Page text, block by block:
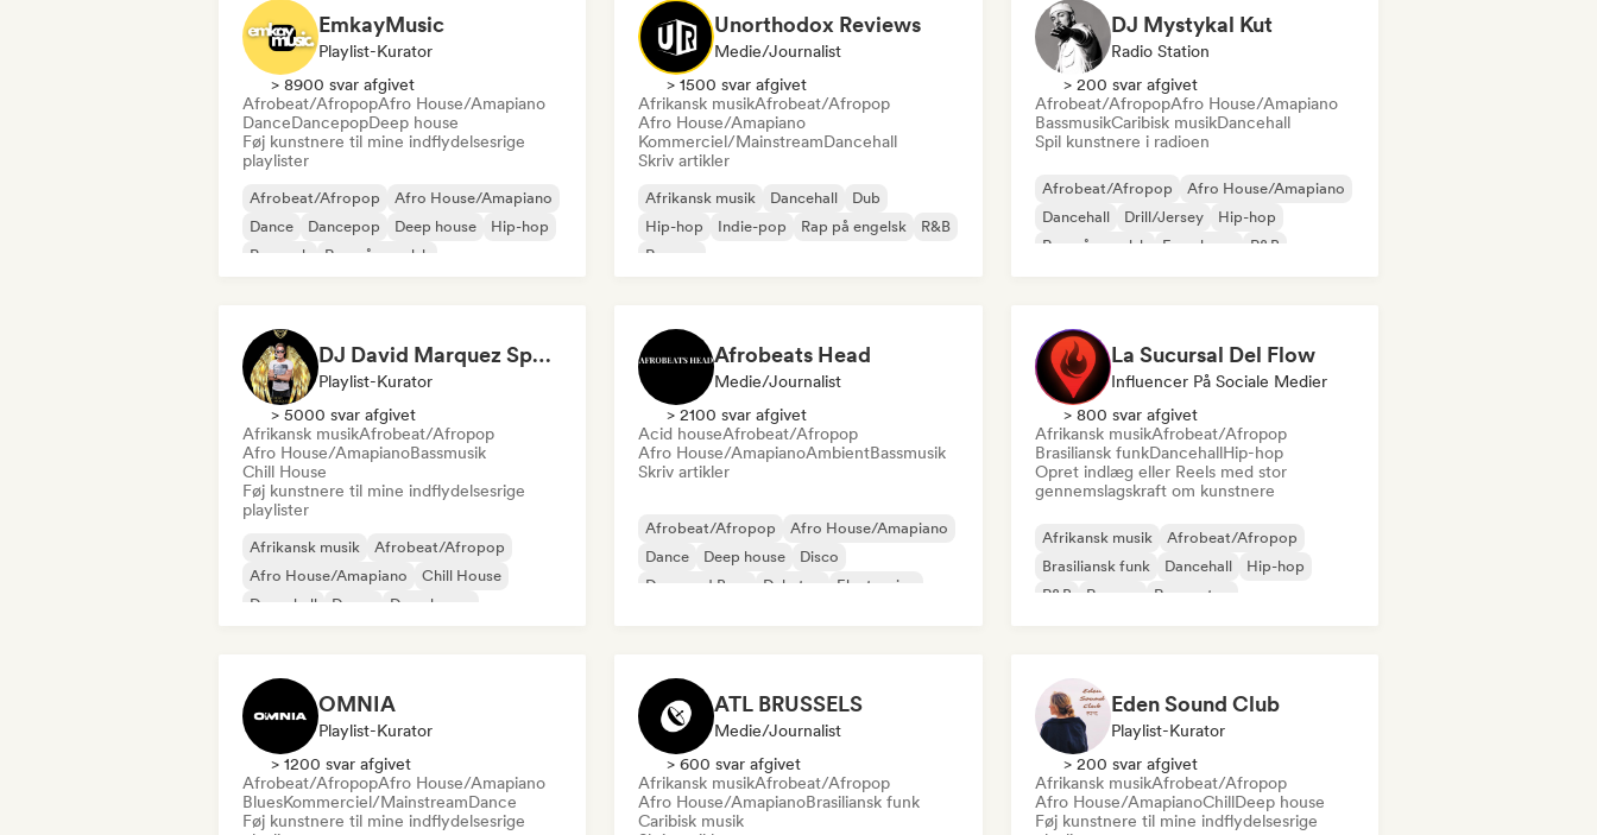
EmkayMusic
Playlist-Kurator
> 8900 svar afgivet
Afrobeat/AfropopAfro House/Amapiano
DanceDancepopDeep house
Føj kunstnere til mine indflydelsesrige
playlister
Afrobeat/Afropop
Afro House/Amapiano
Dance
Dancepop Deep house
Hip-hop
Poprock
Rap på engelsk
Unorthodox Reviews
Medie/journalist
> 1500 svar afgivet
Afrikansk musikAfrobeat/Afropop
Afro House/Amapiano
Kommerciel/MainstreamDancehall
Skriv artikler
Afrikansk musik Dancehall
Dub
Hip-hop
Indie-pop Rap på engelsk
R&B
Reggae
DJ Mystykal Kut
Radio Station
> 200 svar afgivet
Afrobeat/AfropopAfro House/Amapiano
BassmusikCaribisk musikDancehall
Spil kunstnere i radioen
Afrobeat/Afropop
Afro House/Amapiano
Dancehall
Drill/Jersey
Hip-hop
Rap på engelsk
Fransk rap R&B
DJ David Marquez Spotify Playlists
Playlist-Kurator
> 5000 svar afgivet
Afrikansk musikAfrobeat/Afropop
Afro House/AmapianoBassmusik
Chill House
Føj kunstnere til mine indflydelsesrige
playlister
Afrikansk musik
Afrobeat/Afropop
Afro House/Amapiano
Chill House
Dancehall
Dance
Deep house
Afrobeats Head
Medie/journalist
> 2100 svar afgivet
Acid houseAfrobeat/Afropop
Afro House/AmapianoAmbientBassmusik
Skriv artikler
Afrobeat/Afropop
Afro House/Amapiano
Dance
Deep house
Disco
Drum and Bass
Dubstep Electronica
La Sucursal Del Flow
Influencer På Sociale Medier
> 800 svar afgivet
Afrikansk musikAfrobeat/Afropop
Brasiliansk funkDancehallHip-hop
Opret indlæg eller Reels med stor
gennemslagskraft om kunstnere
Afrikansk musik
Afrobeat/Afropop
Brasiliansk funk
Dancehall
Hip-hop
R&B
Reggae Reggaeton
OMNIA
Playlist-Kurator
> 1200 svar afgivet
Afrobeat/AfropopAfro House/Amapiano
BluesKommerciel/MainstreamDance
Føj kunstnere til mine indflydelsesrige
ATL BRUSSELS
Medie/journalist
> 600 svar afgivet
Afrikansk musikAfrobeat/Afropop
Afro House/AmapianoBrasiliansk funk
Caribisk musik
Eden Sound Club
Playlist-Kurator
> 200 svar afgivet
Afrikansk musikAfrobeat/Afropop
Afro House/AmapianoChillDeep house
Føj kunstnere til mine indflydelsesrige